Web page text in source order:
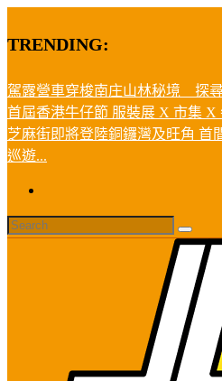
TRENDING:
駕露營車穿梭南庄山林秘境 探
首屆香港牛仔節 服裝展 X 市集 X
芝麻街即將登陸銅鑼灣及旺角 首
巡遊...